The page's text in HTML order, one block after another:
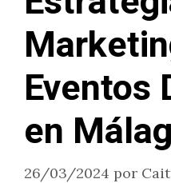
Eventos
en
26/03/2024 por